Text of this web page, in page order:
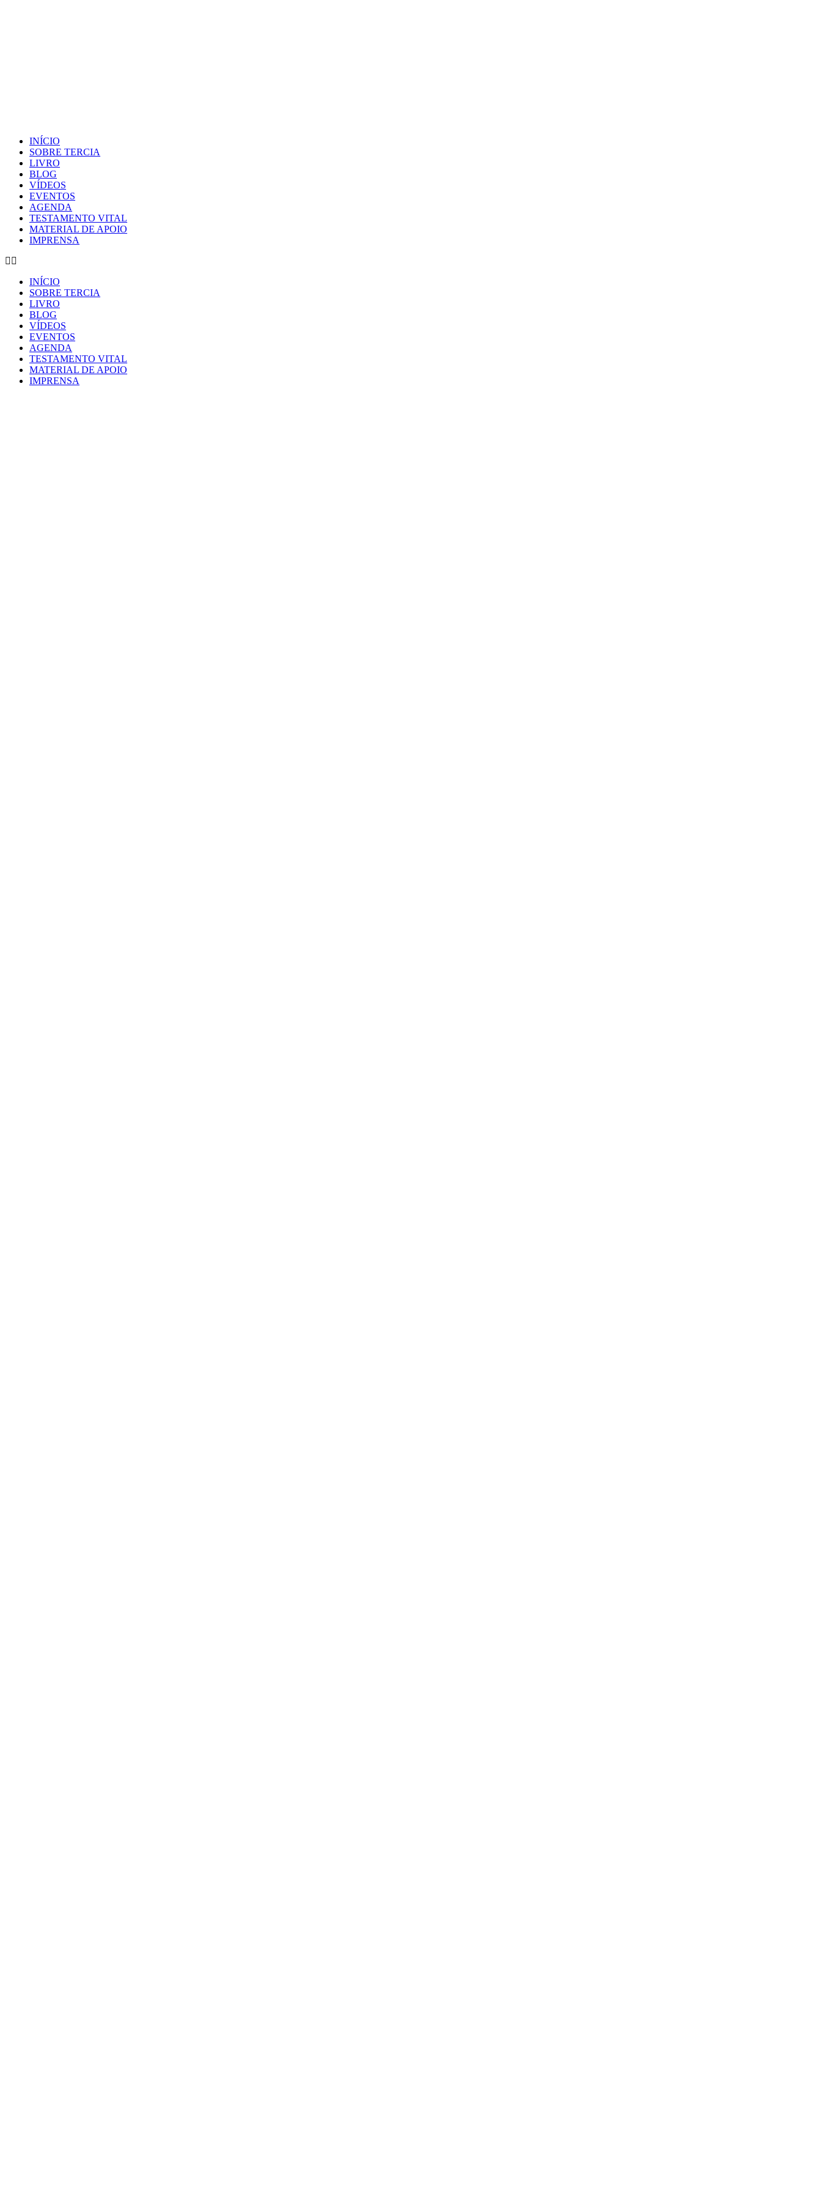
INÍCIO
SOBRE TERCIA
LIVRO
BLOG
VÍDEOS
EVENTOS
AGENDA
TESTAMENTO VITAL
MATERIAL DE APOIO
IMPRENSA
INÍCIO
SOBRE TERCIA
LIVRO
BLOG
VÍDEOS
EVENTOS
AGENDA
TESTAMENTO VITAL
MATERIAL DE APOIO
IMPRENSA